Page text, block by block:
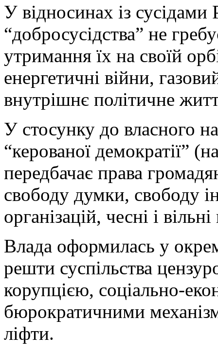
У відносинах із сусідами
“добросусідства” не
утримання їх на своїй
енергетичні війни,
внутрішнє політичне
У стосунку до власного
“керованої демократії”
передбачає права
свободу думки, свободу
організацій, чесні і
Влада оформилась у
решти суспільства
корупцією, соціально-
бюрократичними
ліфти.